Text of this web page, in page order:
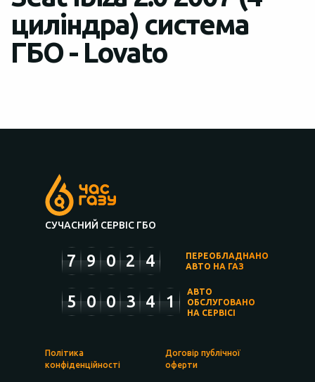
циліндра) система
ГБО - Lovato
СУЧАСНИЙ СЕРВІС ГБО
7 9 0 2 4
ПЕРЕОБЛАДНАНО
АВТО НА ГАЗ
5 0 0 3 4 1
АВТО
ОБСЛУГОВАНО
НА СЕРВІСІ
Політика
конфіденційності
Договір публічної
оферти